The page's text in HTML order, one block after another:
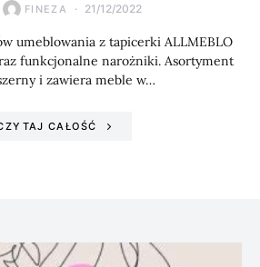
FINEZA 21/12/2022
umeblowania z tapicerki ALLMEBLO
funkcjonalne narożniki. Asortyment
i zawiera meble w…
CAŁOŚĆ